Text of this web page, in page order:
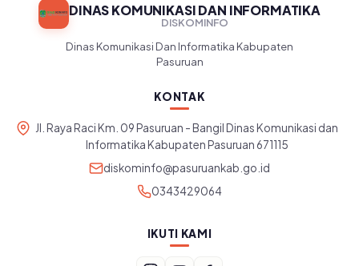
DINAS KOMUNIKASI DAN INFORMATIKA
DISKOMINFO
Dinas Komunikasi Dan Informatika Kabupaten
Pasuruan
KONTAK
Jl. Raya Raci Km. 09 Pasuruan - Bangil Dinas Komunikasi dan
Informatika Kabupaten Pasuruan 671115
diskominfo@pasuruankab.go.id
0343429064
IKUTI KAMI